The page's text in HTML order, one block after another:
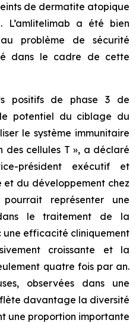
de dermatite atopique
L’amlitelimab a été bien
problème de sécurité
dans le cadre de cette
positifs de phase 3 de
le potentiel du ciblage du
le système immunitaire
des cellules T », a déclaré
président exécutif et
du développement chez
pourrait représenter une
le traitement de la
efficacité cliniquement
croissante et la
quatre fois par an.
observées dans une
davantage la diversité
une proportion importante